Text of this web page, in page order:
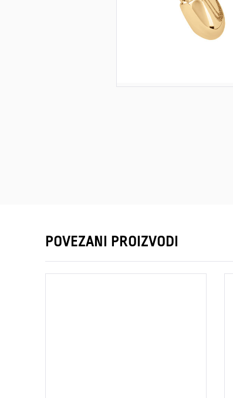
POVEZANI PROIZVODI